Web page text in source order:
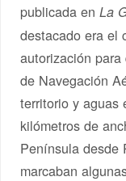
publicada enLa
destacado era el
autorización
de Navegación
territorio y aguas
kilómetros de
Península desde
marcaban